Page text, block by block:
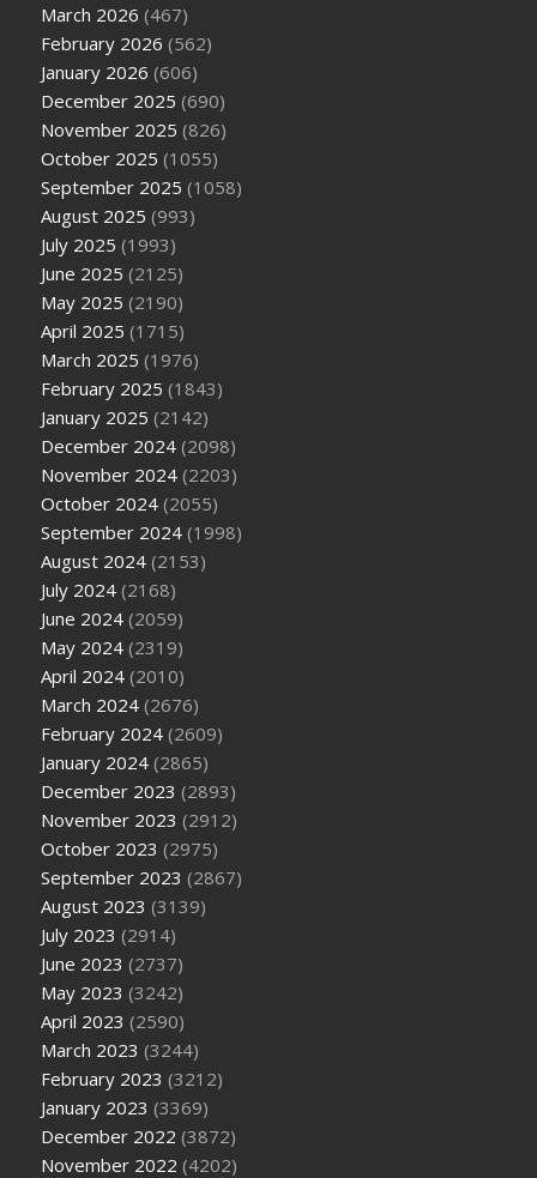
March 2026 (467)
February 2026 (562)
January 2026 (606)
December 2025 (690)
November 2025 (826)
October 2025 (1055)
September 2025 (1058)
August 2025 (993)
July 2025 (1993)
June 2025 (2125)
May 2025 (2190)
April 2025 (1715)
March 2025 (1976)
February 2025 (1843)
January 2025 (2142)
December 2024 (2098)
November 2024 (2203)
October 2024 (2055)
September 2024 (1998)
August 2024 (2153)
July 2024 (2168)
June 2024 (2059)
May 2024 (2319)
April 2024 (2010)
March 2024 (2676)
February 2024 (2609)
January 2024 (2865)
December 2023 (2893)
November 2023 (2912)
October 2023 (2975)
September 2023 (2867)
August 2023 (3139)
July 2023 (2914)
June 2023 (2737)
May 2023 (3242)
April 2023 (2590)
March 2023 (3244)
February 2023 (3212)
January 2023 (3369)
December 2022 (3872)
November 2022 (4202)